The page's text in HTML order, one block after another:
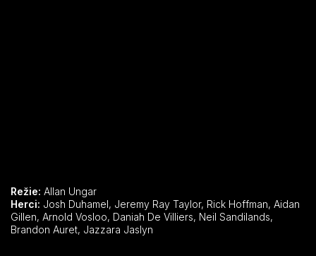
Režie: Allan Ungar
Herci:
Gillen, Arnold Vosloo, Daniah De Villiers, Neil Sandilands,
Brandon Auret, Jazzara Jaslyn